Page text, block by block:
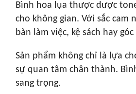
Bình hoa lụa thược dược
cho không gian. Với sắc
bàn làm việc, kệ sách hay
Sản phẩm không chỉ là lựa
sự quan tâm chân thành.
sang trọng.